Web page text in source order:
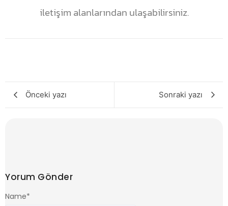
iletişim alanlarından ulaşabilirsiniz.
Önceki yazı Sonraki yazı
Yorum Gönder
Name*